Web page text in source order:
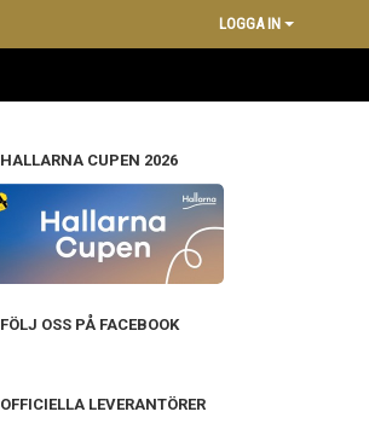
LOGGA IN
HALLARNA CUPEN 2026
FÖLJ OSS PÅ FACEBOOK
OFFICIELLA LEVERANTÖRER